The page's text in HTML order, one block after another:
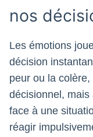
nos
Les émotions
décision
peur ou la
décisionnel,
face à une
réagir